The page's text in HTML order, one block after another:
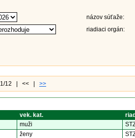
názov súťaže:
riadiaci orgán:
1/12 | << | >>
vek. kat.
muži
ženy